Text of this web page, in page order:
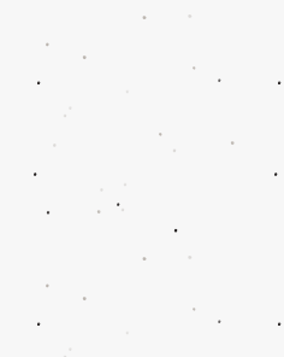
の記事
6件の記事
3件の記事